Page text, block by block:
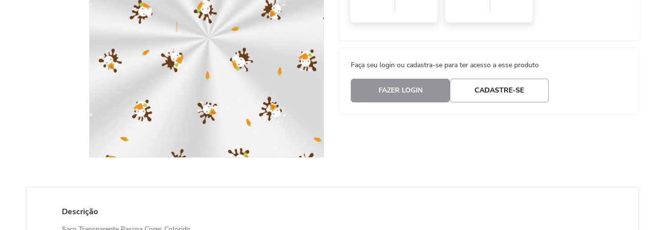
Faça seu login ou cadastra-se para ter acesso a esse produto
FAZER LOGIN CADASTRE-SE
Descrição